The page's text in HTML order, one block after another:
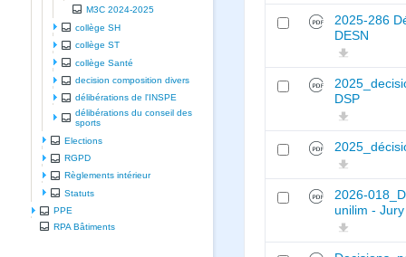
M3C 2024-2025
collège SH
collège ST
collège Santé
decision composition divers
délibérations de l'INSPE
délibérations du conseil des
sports
Elections
RGPD
Règlements intérieur
Statuts
PPE
RPA Bâtiments
2025-286
DESN
DSP
2026-
unilim -